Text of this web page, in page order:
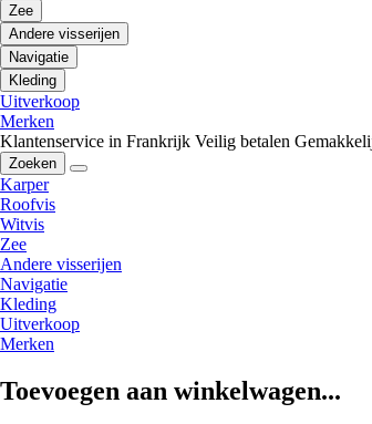
Zee
Andere visserijen
Navigatie
Kleding
Uitverkoop
Merken
Klantenservice in Frankrijk Veilig betalen
Zoeken
Karper
Roofvis
Witvis
Zee
Andere visserijen
Navigatie
Kleding
Uitverkoop
Merken
Toevoegen aan winkelwagen...